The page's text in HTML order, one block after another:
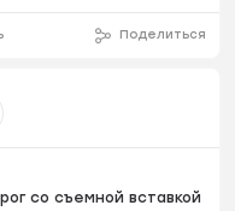
Поделиться
со съемной вставкой